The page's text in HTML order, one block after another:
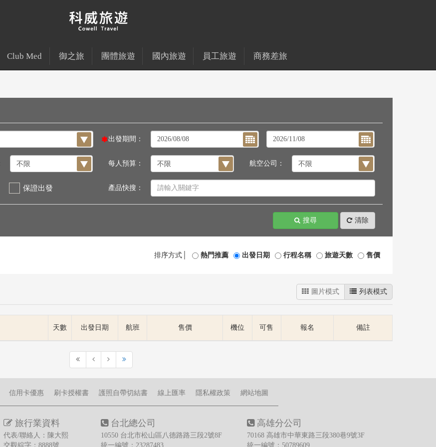
Club Med 御之旅 團體旅遊 國內旅遊 員工旅遊 商務差旅
出發期間：
每人預算： 航空公司：
保證出發 產品快搜：
搜尋 清除
排序方式│ 熱門推薦 出發日期 行程名稱 旅遊天數 售價
圖片模式 列表模式
天數 出發日期 航班 售價 機位 可售 報名 備註
信用卡優惠 刷卡授權書 護照自帶切結書 線上匯率 隱私權政策 網站地圖
旅行業資料
代表/聯絡人：陳大熙
交觀綜字：8888號
台北總公司
10550 台北市松山區八德路路三段2號8F
統一編號：23287483
高雄分公司
70168 高雄市中華東路三段380巷9號3F
統一編號：50789609